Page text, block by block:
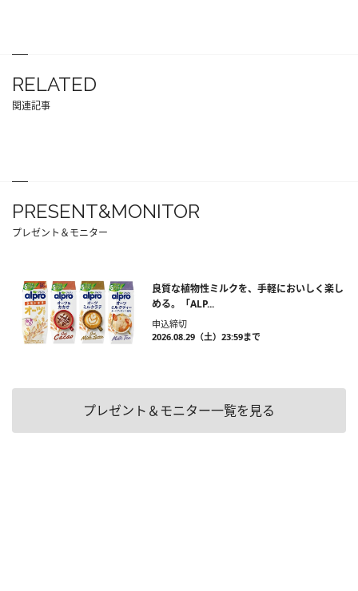
RELATED
関連記事
PRESENT&MONITOR
プレゼント＆モニター
良質な植物性ミルクを、手軽においしく楽し
める。「ALP...
申込締切
2026.08.29（土）23:59まで
プレゼント＆モニター一覧を見る